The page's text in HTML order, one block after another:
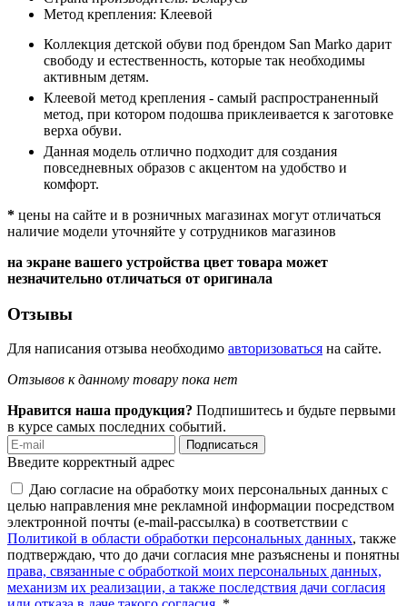
Метод крепления: Клеевой
Коллекция детской обуви под брендом San Marko дарит
свободу и естественность, которые так необходимы
активным детям.
Клеевой метод крепления - самый распространенный
метод, при котором подошва приклеивается к заготовке
верха обуви.
Данная модель отлично подходит для создания
повседневных образов с акцентом на удобство и
комфорт.
* цены на сайте и в розничных магазинах могут отличаться
наличие модели уточняйте у сотрудников магазинов
на экране вашего устройства цвет товара может
незначительно отличаться от оригинала
Отзывы
Для написания отзыва необходимо авторизоваться на сайте.
Отзывов к данному товару пока нет
Нравится наша продукция? Подпишитесь и будьте первыми
в курсе самых последних событий.
Подписаться
Введите корректный адрес
Даю согласие на обработку моих персональных данных с
целью направления мне рекламной информации посредством
электронной почты (e-mail-рассылка) в соответствии с
Политикой в области обработки персональных данных, также
подтверждаю, что до дачи согласия мне разъяснены и понятны
права, связанные с обработкой моих персональных данных,
механизм их реализации, а также последствия дачи согласия